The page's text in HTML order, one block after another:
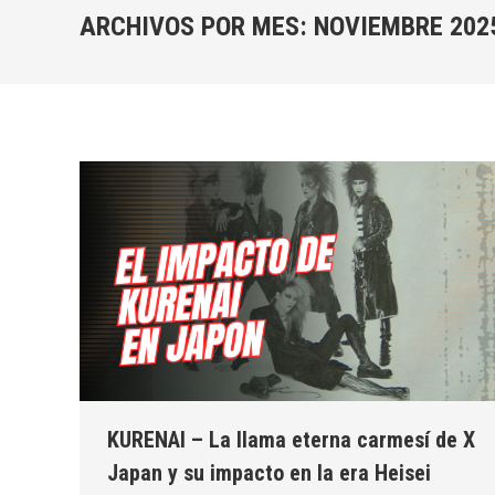
ARCHIVOS POR MES: NOVIEMBRE
KURENAI – La llama eterna carmesí de X
Japan y su impacto en la era Heisei